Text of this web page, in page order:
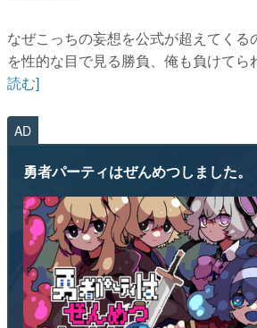
なぜこっちの妄想を公式が超えてくる
を性的な目で見る勝負、俺も負けてら
読む]
AD
勇者パーティはぜんめつしました。